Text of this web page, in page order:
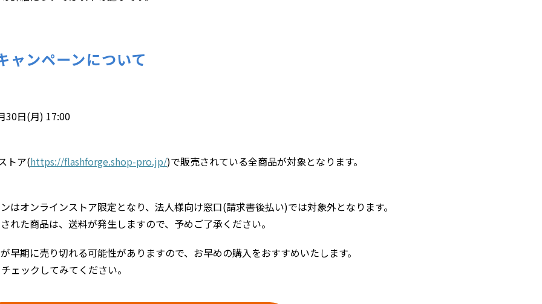
ャンペーンについて
30日(月) 17:00
トア(https://flashforge.shop-pro.jp/)で販売されている全商品が対象となります。
はオンラインストア限定となり、法人様向け窓口(請求書後払い)では対象外となります。
れた商品は、送料が発生しますので、予めご了承ください。
早期に売り切れる可能性がありますので、お早めの購入をおすすめいたします。
ェックしてみてください。